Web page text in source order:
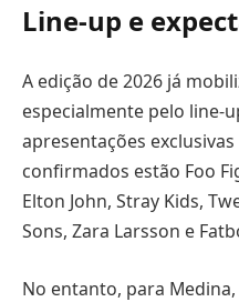
Line-up e
A edição de 2026 já
especialmente pelo line-
apresentações
confirmados estão Foo
Elton John, Stray Kids,
Sons, Zara Larsson e
No entanto, para